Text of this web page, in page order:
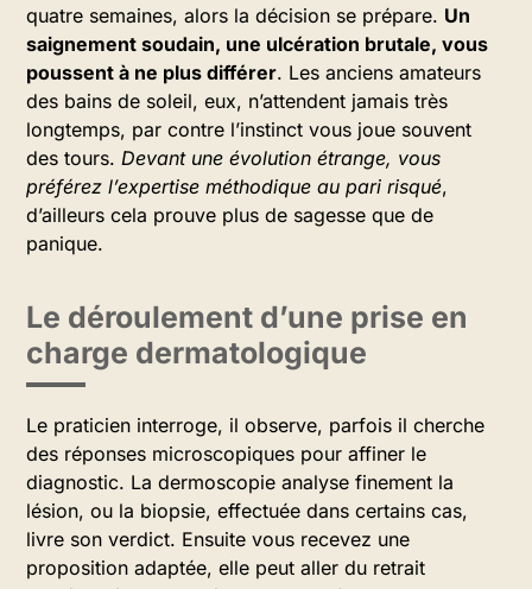
quatre semaines, alors la décision se prépare. Un
saignement soudain, une ulcération brutale, vous
poussent à ne plus différer. Les anciens amateurs
des bains de soleil, eux, n’attendent jamais très
longtemps, par contre l’instinct vous joue souvent
des tours. Devant une évolution étrange, vous
préférez l’expertise méthodique au pari risqué,
d’ailleurs cela prouve plus de sagesse que de
panique.
Le déroulement d’une prise en
charge dermatologique
Le praticien interroge, il observe, parfois il cherche
des réponses microscopiques pour affiner le
diagnostic. La dermoscopie analyse finement la
lésion, ou la biopsie, effectuée dans certains cas,
livre son verdict. Ensuite vous recevez une
proposition adaptée, elle peut aller du retrait